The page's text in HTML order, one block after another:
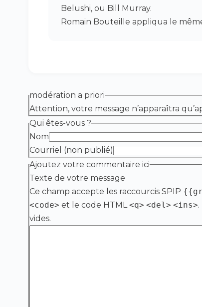
Belushi, ou Bill Murray.
Romain Bouteille appliqua le
modération a priori
Attention, votre message n’apparaîtra
Qui êtes-vous ?
Nom
Courriel (non publié)
Ajoutez votre commentaire ici
Texte de votre message
Ce champ accepte les raccourcis SPIP
<code> et le code HTML<q> <del> <ins>
vides.